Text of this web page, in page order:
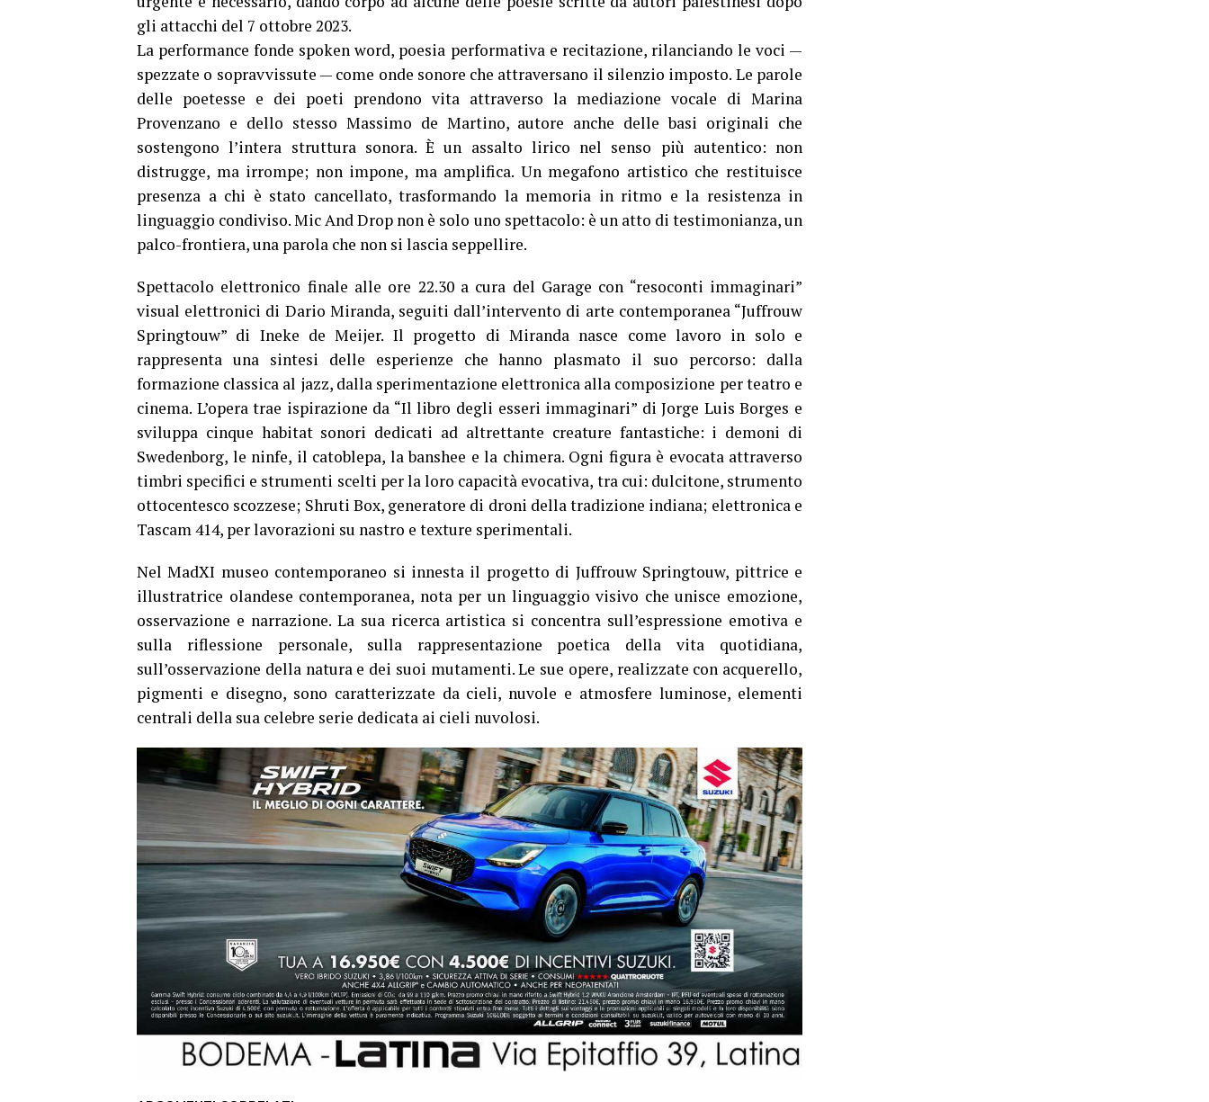
gli attacchi del 7 ottobre 2023.
La performance fonde spoken word, poesia performativa e recitazione, rilanciando le voci —
spezzate o sopravvissute — come onde sonore che attraversano il silenzio imposto. Le parole
delle poetesse e dei poeti prendono vita attraverso la mediazione vocale di Marina
Provenzano e dello stesso Massimo de Martino, autore anche delle basi originali che
sostengono l’intera struttura sonora. È un assalto lirico nel senso più autentico: non
distrugge, ma irrompe; non impone, ma amplifica. Un megafono artistico che restituisce
presenza a chi è stato cancellato, trasformando la memoria in ritmo e la resistenza in
linguaggio condiviso. Mic And Drop non è solo uno spettacolo: è un atto di testimonianza, un
palco-frontiera, una parola che non si lascia seppellire.
Spettacolo elettronico finale alle ore 22.30 a cura del Garage con “resoconti immaginari”
visual elettronici di Dario Miranda, seguiti dall’intervento di arte contemporanea “Juffrouw
Springtouw” di Ineke de Meijer. Il progetto di Miranda nasce come lavoro in solo e
rappresenta una sintesi delle esperienze che hanno plasmato il suo percorso: dalla
formazione classica al jazz, dalla sperimentazione elettronica alla composizione per teatro e
cinema. L’opera trae ispirazione da “Il libro degli esseri immaginari” di Jorge Luis Borges e
sviluppa cinque habitat sonori dedicati ad altrettante creature fantastiche: i demoni di
Swedenborg, le ninfe, il catoblepa, la banshee e la chimera. Ogni figura è evocata attraverso
timbri specifici e strumenti scelti per la loro capacità evocativa, tra cui: dulcitone, strumento
ottocentesco scozzese; Shruti Box, generatore di droni della tradizione indiana; elettronica e
Tascam 414, per lavorazioni su nastro e texture sperimentali.
Nel MadXI museo contemporaneo si innesta il progetto di Juffrouw Springtouw, pittrice e
illustratrice olandese contemporanea, nota per un linguaggio visivo che unisce emozione,
osservazione e narrazione. La sua ricerca artistica si concentra sull’espressione emotiva e
sulla riflessione personale, sulla rappresentazione poetica della vita quotidiana,
sull’osservazione della natura e dei suoi mutamenti. Le sue opere, realizzate con acquerello,
pigmenti e disegno, sono caratterizzate da cieli, nuvole e atmosfere luminose, elementi
centrali della sua celebre serie dedicata ai cieli nuvolosi.